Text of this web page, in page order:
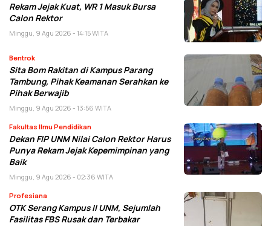
Rekam Jejak Kuat, WR 1 Masuk Bursa
Calon Rektor
Minggu, 9 Agu 2026 - 14:15 WITA
Bentrok
Sita Bom Rakitan di Kampus Parang
Tambung, Pihak Keamanan Serahkan ke
Pihak Berwajib
Minggu, 9 Agu 2026 - 13:56 WITA
Fakultas Ilmu Pendidikan
Dekan FIP UNM Nilai Calon Rektor Harus
Punya Rekam Jejak Kepemimpinan yang
Baik
Minggu, 9 Agu 2026 - 02:36 WITA
Profesiana
OTK Serang Kampus II UNM, Sejumlah
Fasilitas FBS Rusak dan Terbakar